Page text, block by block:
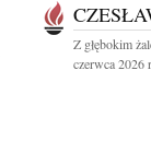
Z głębokim
czerwca 2026